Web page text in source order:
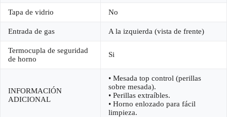
Tapa de vidrio No
Entrada de gas A la izquierda (vista de frente)
Termocupla de seguridad
de horno
Si
INFORMACIÓN
ADICIONAL
• Mesada top control (perillas
sobre mesada).
• Perillas extraíbles.
• Horno enlozado para fácil
limpieza.